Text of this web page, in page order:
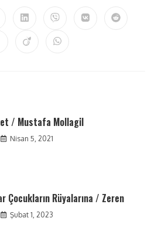
/ Mustafa Mollagil
Nisan 5, 2021
Çocukların Rüyalarına / Zeren
Şubat 1, 2023